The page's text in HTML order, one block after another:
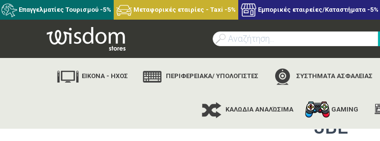
Επαγγελματίες Τουρισμού -5% Μεταφορικές εταιρίες - Taxi -5% Εμπορικές εταιρείες/Καταστήματα -5%
ΕΙΚΟΝΑ - ΗΧΟΣ ΠΕΡΙΦΕΡΕΙΑΚΑ/ ΥΠΟΛΟΓΙΣΤΕΣ ΣΥΣΤΗΜΑΤΑ ΑΣΦΑΛΕΙΑΣ
ΚΑΛΩΔΙΑ ΑΝΑΛΏΣΙΜΑ GAMING
αρχική εταιρίες jbl jbl
JBL